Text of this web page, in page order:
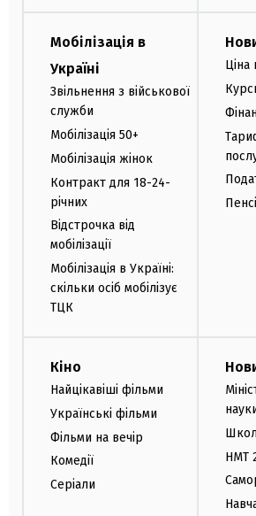
Мобілізація в
Україні
Звільнення з військової
служби
Мобілізація 50+
Мобілізація жінок
Контракт для 18-24-
річних
Відстрочка від
мобілізації
Мобілізація в Україні:
скільки осіб мобілізує
ТЦК
Ціна
Кіно
Найцікавіші фільми
Українські фільми
Фільми на вечір
Комедії
Серіали
НМТ